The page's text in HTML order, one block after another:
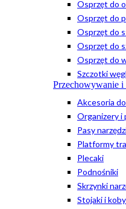
Osprzęt do
Osprzęt do
Osprzęt do
Osprzęt do
Osprzęt do
Szczotki
Przechowywanie i
Akcesoria
Organizery i
Pasy
Platformy
Plecaki
Podnośniki
Skrzynki
Stojaki i